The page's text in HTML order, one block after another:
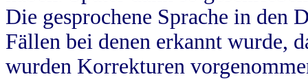
Die gesprochene Sprache in
Fällen bei denen erkannt wurde,
wurden Korrekturen